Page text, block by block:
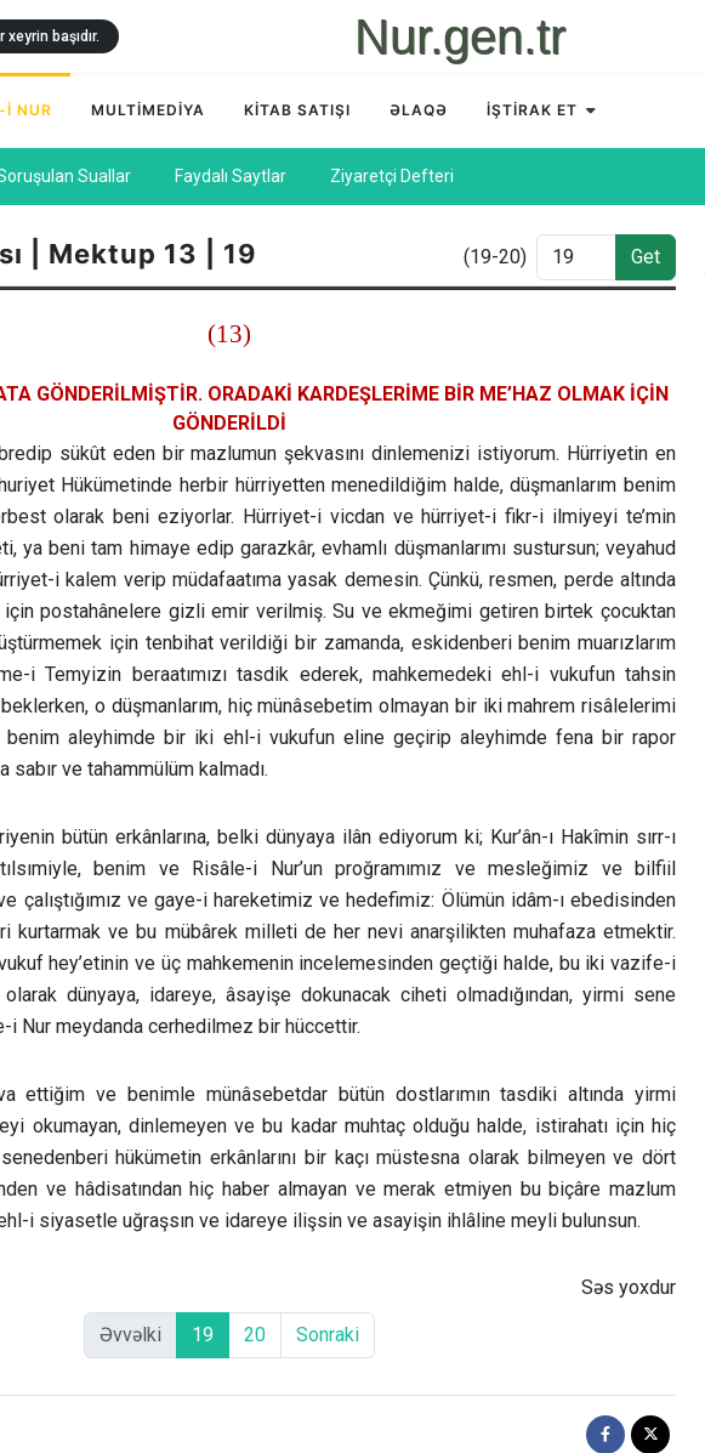
Nur.gen.tr
başıdır.
İ NUR MULTİMEDİYA KİTAB SATIŞI ƏLAQƏ İŞTİRAK ET
Soruşulan Suallar Faydalı Saytlar Ziyaretçi Defteri
| Mektup 13 | 19 (19-20) Get
(13)
GÖNDERİLMİŞTİR. ORADAKİ KARDEŞLERİME BİR ME’HAZ OLMAK İÇİN
GÖNDERİLDİ
sükût eden bir mazlumun şekvasını dinlemenizi istiyorum. Hürriyetin en
Hükümetinde herbir hürriyetten menedildiğim halde, düşmanlarım benim
olarak beni eziyorlar. Hürriyet-i vicdan ve hürriyet-i fikr-i ilmiyeyi te’min
ya beni tam himaye edip garazkâr, evhamlı düşmanlarımı sustursun; veyahud
i kalem verip müdafaatıma yasak demesin. Çünkü, resmen, perde altında
için postahânelere gizli emir verilmiş. Su ve ekmeğimi getiren birtek çocuktan
için tenbihat verildiği bir zamanda, eskidenberi benim muarızlarım
i Temyizin beraatımızı tasdik ederek, mahkemedeki ehl-i vukufun tahsin
o düşmanlarım, hiç münâsebetim olmayan bir iki mahrem risâlelerimi
aleyhimde bir iki ehl-i vukufun eline geçirip aleyhimde fena bir rapor
sabır ve tahammülüm kalmadı.
bütün erkânlarına, belki dünyaya ilân ediyorum ki; Kur’ân-ı Hakîmin sırr-ı
benim ve Risâle-i Nur’un proğramımız ve mesleğimiz ve bilfiil
çalıştığımız ve gaye-i hareketimiz ve hedefimiz: Ölümün idâm-ı ebedisinden
kurtarmak ve bu mübârek milleti de her nevi anarşilikten muhafaza etmektir.
hey’etinin ve üç mahkemenin incelemesinden geçtiği halde, bu iki vazife-i
dünyaya, idareye, âsayişe dokunacak ciheti olmadığından, yirmi sene
i Nur meydanda cerhedilmez bir hüccettir.
ettiğim ve benimle münâsebetdar bütün dostlarımın tasdiki altında yirmi
okumayan, dinlemeyen ve bu kadar muhtaç olduğu halde, istirahatı için hiç
hükümetin erkânlarını bir kaçı müstesna olarak bilmeyen ve dört
ve hâdisatından hiç haber almayan ve merak etmiyen bu biçâre mazlum
ehl-i siyasetle uğraşsın ve idareye ilişsin ve asayişin ihlâline meyli bulunsun.
Səs yoxdur
Əvvəlki 19 20 Sonraki